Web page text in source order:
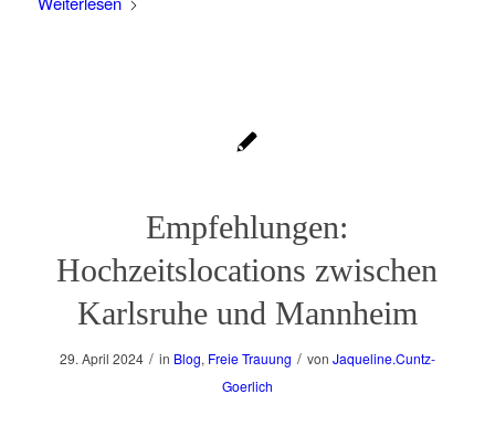
Empfehlungen:
Hochzeitslocations zwischen
Karlsruhe und Mannheim
29. April 2024 / in Blog, Freie Trauung / von Jaqueline.Cuntz-
Goerlich